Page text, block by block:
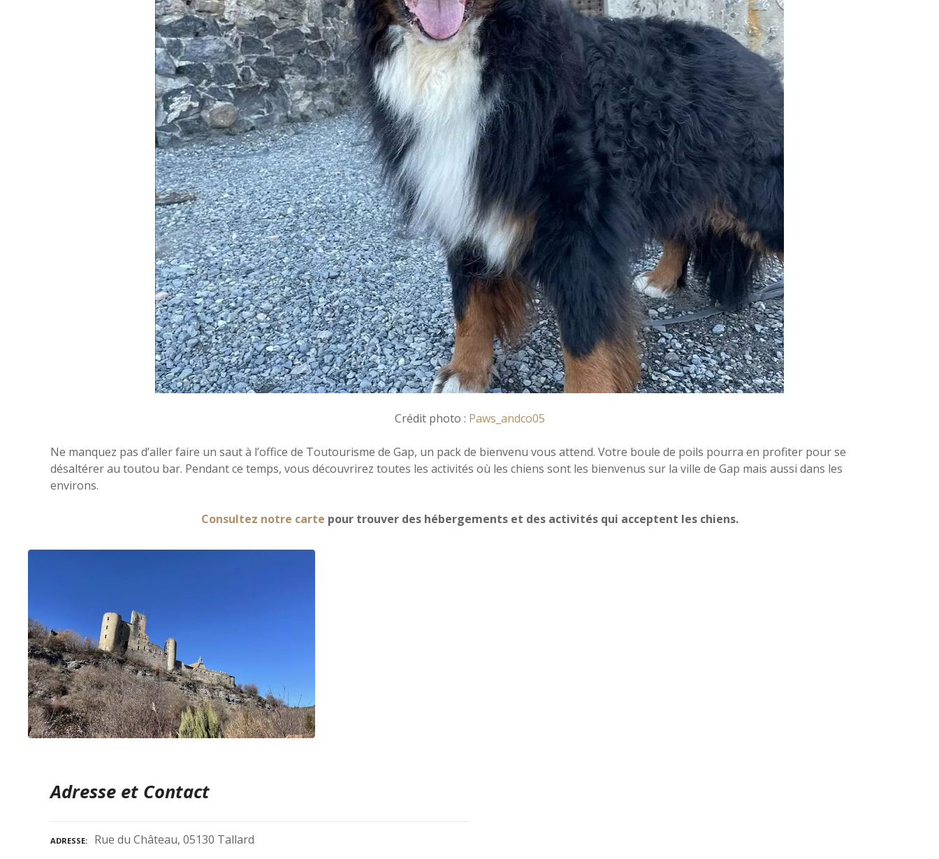
Crédit photo : Paws_andco05
Ne manquez pas d’aller faire un saut à l’office de Toutourisme de Gap, un pack de bienvenu vous attend. Votre boule de poils pourra en profiter pour se
désaltérer au toutou bar. Pendant ce temps, vous découvrirez toutes les activités où les chiens sont les bienvenus sur la ville de Gap mais aussi dans les
environs.
Consultez notre carte pour trouver des hébergements et des activités qui acceptent les chiens.
Adresse et Contact
ADRESSE
Rue du Château, 05130 Tallard